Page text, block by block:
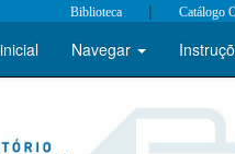
Biblioteca | Catálogo
Navegar